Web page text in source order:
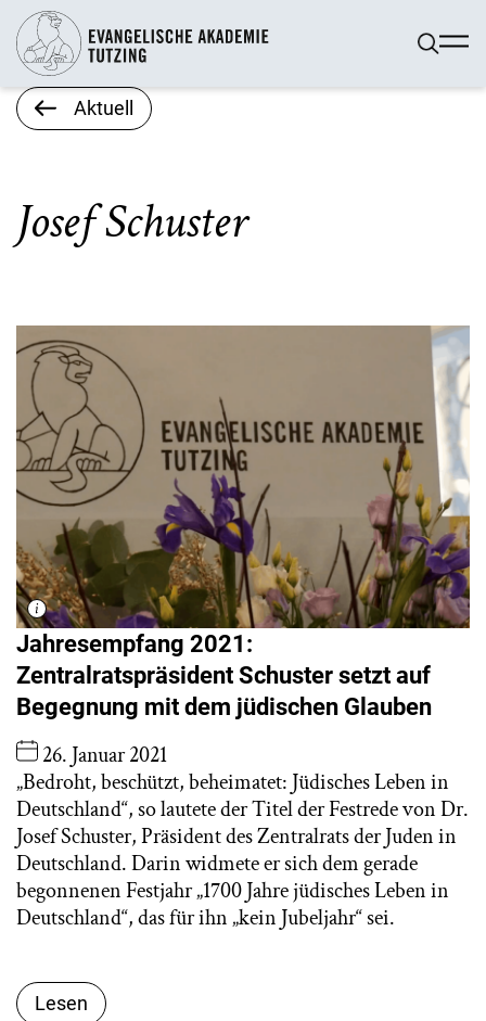
Aktuell
Josef Schuster
Jahresempfang 2021:
Zentralratspräsident Schuster setzt auf
Begegnung mit dem jüdischen Glauben
26. Januar 2021
„Bedroht, beschützt, beheimatet: Jüdisches Leben in
Deutschland“, so lautete der Titel der Festrede von Dr.
Josef Schuster, Präsident des Zentralrats der Juden in
Deutschland. Darin widmete er sich dem gerade
begonnenen Festjahr „1700 Jahre jüdisches Leben in
Deutschland“, das für ihn „kein Jubeljahr“ sei.
Lesen